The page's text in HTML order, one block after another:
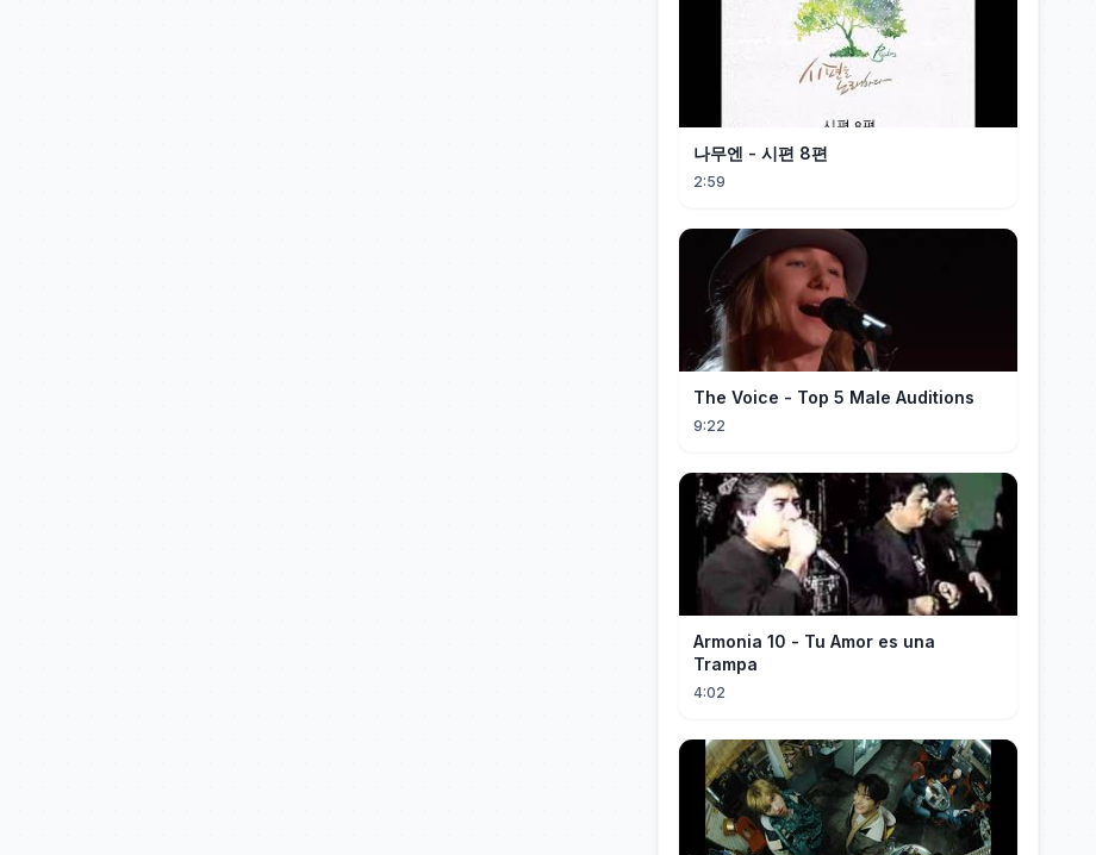
나무엔 - 시편 8편
2:59
The Voice - Top 5 Male Auditions
9:22
Armonia 10 - Tu Amor es una
Trampa
4:02